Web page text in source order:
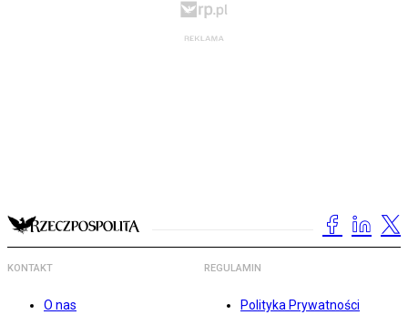
KONTAKT
O nas
REGULAMIN
Polityka Prywatności